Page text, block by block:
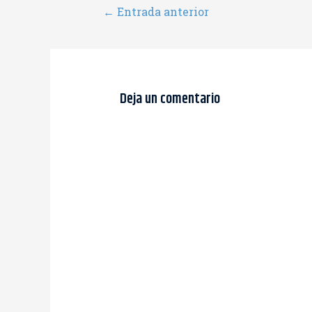
← Entrada anterior
Deja un comentario